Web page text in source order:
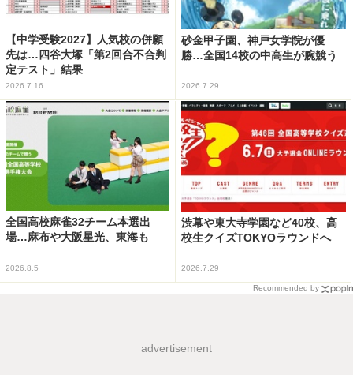
【中学受験2027】人気校の併願
先は…四谷大塚「第2回合不合判
定テスト」結果
2026.7.16
砂金甲子園、神戸女学院が優
勝…全国14校の中高生が腕競う
2026.7.29
全国高校麻雀32チーム本選出
場…麻布や大阪星光、東海も
2026.8.5
渋幕や東大寺学園など40校、高
校生クイズTOKYOラウンドへ
2026.7.29
Recommended by
advertisement